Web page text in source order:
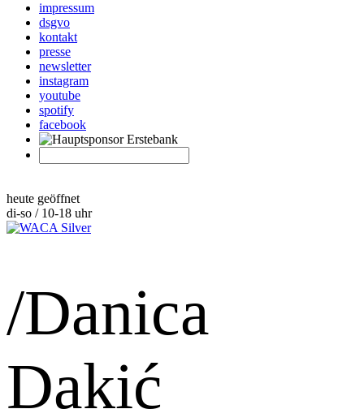
impressum
dsgvo
kontakt
presse
newsletter
instagram
youtube
spotify
facebook
heute geöffnet
di-so / 10-18 uhr
/Danica
Dakić